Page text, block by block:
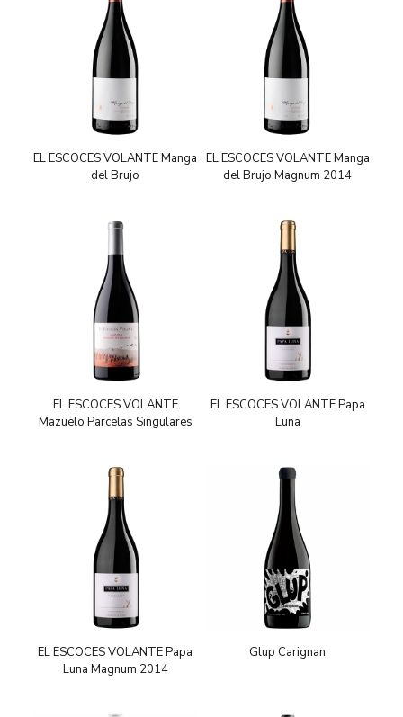
EL ESCOCES VOLANTE Manga
del Brujo
EL ESCOCES VOLANTE Manga
del Brujo Magnum 2014
EL ESCOCES VOLANTE
Mazuelo Parcelas Singulares
EL ESCOCES VOLANTE Papa
Luna
EL ESCOCES VOLANTE Papa
Luna Magnum 2014
Glup Carignan